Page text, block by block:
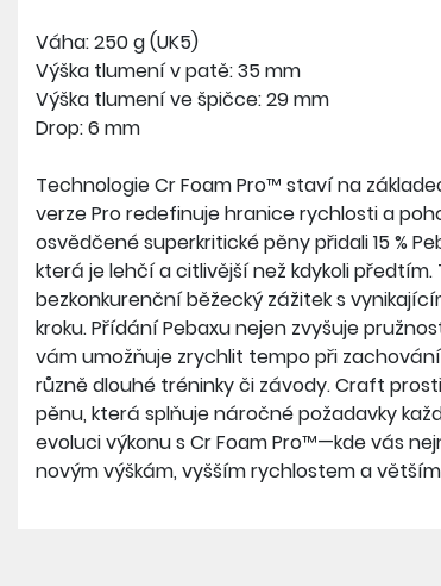
Váha: 250 g (UK5)
Výška tlumení v patě: 35 mm
Výška tlumení ve špičce: 29 mm
Drop: 6 mm
Technologie Cr Foam Pro™ staví na
verze Pro redefinuje hranice rychlosti a
osvědčené superkritické pěny přidali 15 %
která je lehčí a citlivější než kdykoli
bezkonkurenční běžecký zážitek s
kroku. Přídání Pebaxu nejen zvyšuje
vám umožňuje zrychlit tempo při
různě dlouhé tréninky či závody. Craft
pěnu, která splňuje náročné požadavky
evoluci výkonu s Cr Foam Pro™—kde vás
novým výškám, vyšším rychlostem a